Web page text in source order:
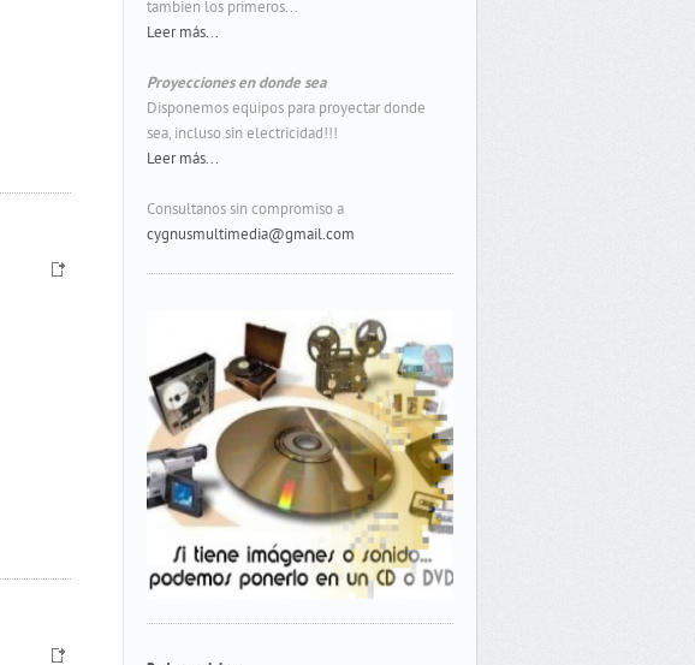
tambien los primeros...
Leer más...
Proyecciones en donde sea
Disponemos equipos para proyectar donde
sea, incluso sin electricidad!!!
Leer más...
Consultanos sin compromiso a
cygnusmultimedia@gmail.com